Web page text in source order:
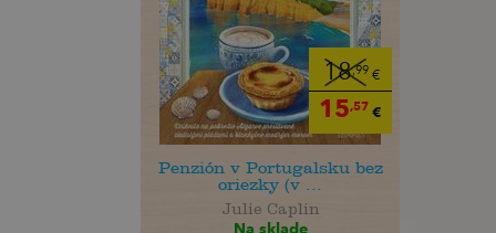
18,99 €
15,57 €
Penzión v Portugalsku bez
oriezky (v ...
Julie Caplin
Na sklade